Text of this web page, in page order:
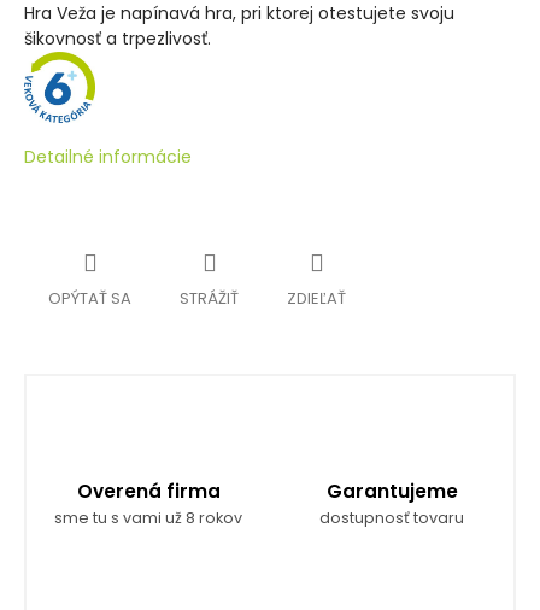
Hra Veža je napínavá hra, pri ktorej otestujete svoju
šikovnosť a trpezlivosť.
Detailné informácie
OPÝTAŤ SA STRÁŽIŤ ZDIEĽAŤ
Overená firma
sme tu s vami už 8 rokov
Garantujeme
dostupnosť tovaru